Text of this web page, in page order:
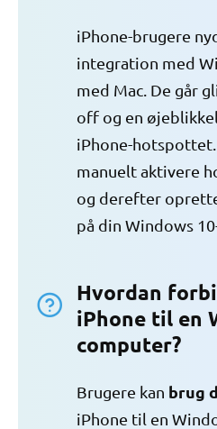
iPhone-brugere
integration med
med Mac. De går
off og en
iPhone-hotspottet.
manuelt aktivere
og derefter
på din Windows
Hvordan
iPhone til en
computer?
Brugere kan brug
iPhone til en